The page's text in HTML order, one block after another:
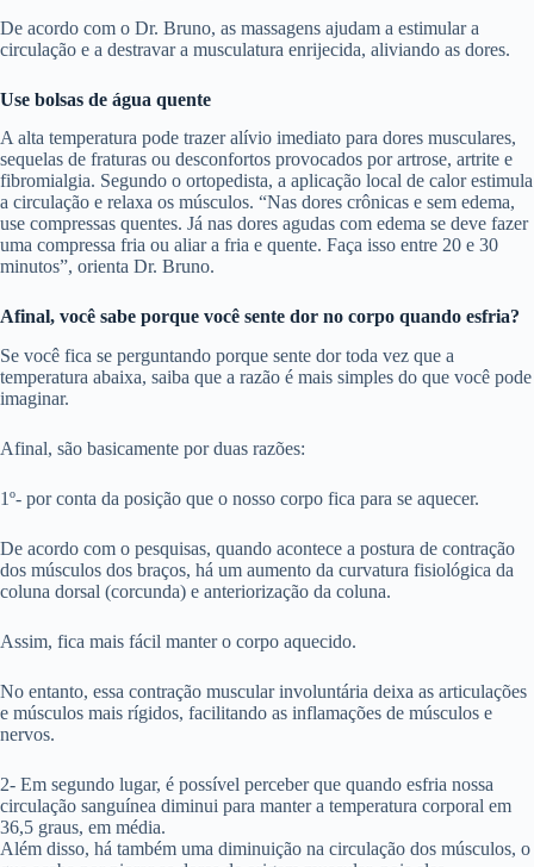
De acordo com o Dr. Bruno, as massagens ajudam a estimular a
circulação e a destravar a musculatura enrijecida, aliviando as dores.
Use bolsas de água quente
A alta temperatura pode trazer alívio imediato para dores musculares,
sequelas de fraturas ou desconfortos provocados por artrose, artrite e
fibromialgia. Segundo o ortopedista, a aplicação local de calor estimula
a circulação e relaxa os músculos. “Nas dores crônicas e sem edema,
use compressas quentes. Já nas dores agudas com edema se deve fazer
uma compressa fria ou aliar a fria e quente. Faça isso entre 20 e 30
minutos”, orienta Dr. Bruno.
Afinal, você sabe porque você sente dor no corpo quando esfria?
Se você fica se perguntando porque sente dor toda vez que a
temperatura abaixa, saiba que a razão é mais simples do que você pode
imaginar.
Afinal, são basicamente por duas razões:
1º- por conta da posição que o nosso corpo fica para se aquecer.
De acordo com o pesquisas, quando acontece a postura de contração
dos músculos dos braços, há um aumento da curvatura fisiológica da
coluna dorsal (corcunda) e anteriorização da coluna.
Assim, fica mais fácil manter o corpo aquecido.
No entanto, essa contração muscular involuntária deixa as articulações
e músculos mais rígidos, facilitando as inflamações de músculos e
nervos.
2- Em segundo lugar, é possível perceber que quando esfria nossa
circulação sanguínea diminui para manter a temperatura corporal em
36,5 graus, em média.
Além disso, há também uma diminuição na circulação dos músculos, o